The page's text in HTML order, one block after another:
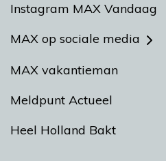
Instagram MAX Vandaag
MAX op sociale media
MAX vakantieman
Meldpunt Actueel
Heel Holland Bakt